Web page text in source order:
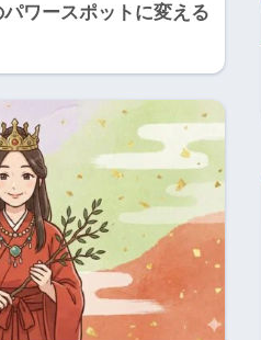
ワースポットに変える